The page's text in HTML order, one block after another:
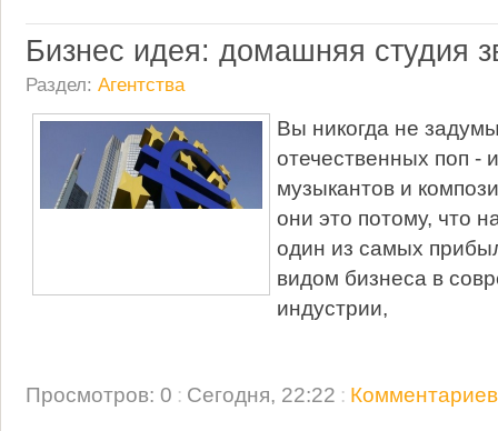
Бизнес идея: домашняя студия
Раздел: Агентства
Вы никогда не
отечественных поп -
музыкантов и
они это потому, что
один из самых
видом бизнеса в
индустрии,
Просмотров: 0 : Сегодня, 22:22 :